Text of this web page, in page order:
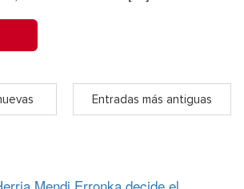
Entradas más antiguas